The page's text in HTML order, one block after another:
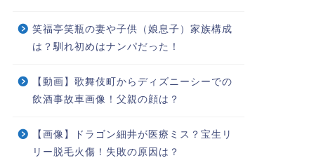
笑福亭笑瓶の妻や子供（娘息子）家族構成
は？馴れ初めはナンパだった！
【動画】歌舞伎町からディズニーシーでの
飲酒事故車画像！父親の顔は？
【画像】ドラゴン細井が医療ミス？宝生リ
リー脱毛火傷！失敗の原因は？